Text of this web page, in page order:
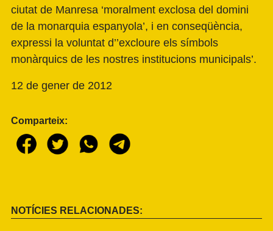
ciutat de Manresa ‘moralment exclosa del domini
de la monarquia espanyola’, i en conseqüència,
expressi la voluntat d’’excloure els símbols
monàrquics de les nostres institucions municipals’.
12 de gener de 2012
Comparteix:
NOTÍCIES RELACIONADES: